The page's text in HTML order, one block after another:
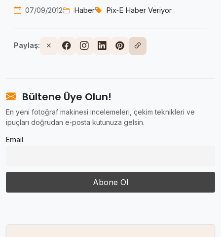
07/09/2012 Haber Pix‑E Haber Veriyor
Paylaş:
Bültene Üye Olun!
En yeni fotoğraf makinesi incelemeleri, çekim teknikleri ve
ipuçları doğrudan e‑posta kutunuza gelsin.
Email